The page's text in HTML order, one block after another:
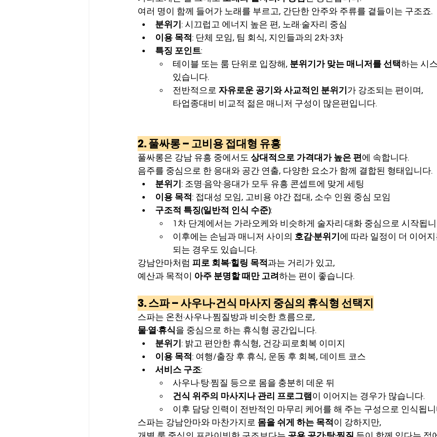
여러 명이 함께 들어가 노래를 부르고, 간단한 안주와 주류를 곁들이는 구조죠.
분위기 : 시끄럽고 에너지 높은 편, 노래·술자리 중심
이용 목적 : 단체 모임, 팀 회식, 지인들과의 2차·3차
특징 포인트:
테이블 또는 룸 단위로 입장해, 분위기가 맞는 매니저를 선택하는 시
있습니다.
전반적으로 자유로운 공기와 사교적인 분위기 가 강조되는 편이며,
타업종대비 비교적 젊은 매니저 구성이 많은편입니다.
2. 풀싸롱 – 고비용 접대형 유흥
풀싸롱은 강남 유흥 중에서도 상대적으로 가격대가 높은 편에 속합니다.
음주를 중심으로 한 응대와 공간 연출, 다양한 요소가 함께 결합된 형태입니다.
분위기 : 조명·음악·응대가 모두 유흥 콘셉트에 맞게 세팅
이용 목적 : 접대성 모임, 고비용 야간 접대, 소수 인원 중심 모임
구조적 특징(일반적 인식 수준):
1차 단계에서는 가라오케와 비슷하게 술자리·대화 중심으로 시작됩
이후에는 손님과 매니저 사이의 호감·분위기 에 따라 일정이 더 이어
되는 경우도 있습니다.
강남안마처럼 피로 회복·힐링 목적 과는 거리가 있고,
예산과 목적이 아주 분명할 때만 고려 하는 편이 좋습니다.
3. 스파 – 사우나·건식 마사지 중심의 휴식형 선택지
스파는 온천·사우나·찜질방과 비슷한 흐름으로,
물·열·휴식을 중심으로 하는 휴식형 공간입니다.
분위기 : 밝고 편안한 휴식형, 건강·피로회복 이미지
이용 목적 : 여행/출장 후 휴식, 운동 후 회복, 데이트 코스
서비스 구조:
사우나·탕·찜질 등으로 몸을 충분히 데운 뒤
건식 위주의 마사지나 관리 프로그램이 이어지는 경우가 많습니다.
이후 담당 인력이 전반적인 마무리 케어를 해 주는 구성으로 인식됩니
스파는 강남안마와 마찬가지로 몸을 쉬게 하는 목적 이 강하지만,